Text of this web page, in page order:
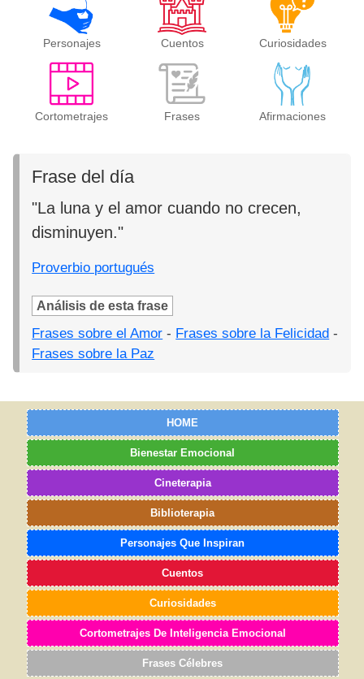
Personajes Cuentos Curiosidades
Cortometrajes Frases Afirmaciones
Frase del día
"La luna y el amor cuando no crecen,
disminuyen."
Proverbio portugués
Análisis de esta frase
Frases sobre el Amor - Frases sobre la Felicidad -
Frases sobre la Paz
HOME
Bienestar Emocional
Cineterapia
Biblioterapia
Personajes Que Inspiran
Cuentos
Curiosidades
Cortometrajes De Inteligencia Emocional
Frases Célebres